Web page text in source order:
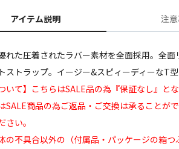
アイテム説明 注
れた圧着されたラバー素材を全面採用。全面
ストラップ。イージー&スピィーディーなT型
いて】こちらはSALE品の為『保証なし』とな
SALE商品の為ご返品・ご交換は承ることが
さい。
の不具合以外の（付属品・パッケージの箱つ